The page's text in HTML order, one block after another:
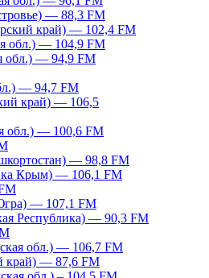
— 88,3 FM
край) — 102,4 FM
обл.) — 104,9 FM
обл.) — 94,9 FM
— 94,7 FM
край) — 106,5
обл.) — 100,6 FM
— 98,8 FM
Крым) — 106,1 FM
— 107,1 FM
Республика) — 90,3 FM
обл.) — 106,7 FM
край) — 87,6 FM